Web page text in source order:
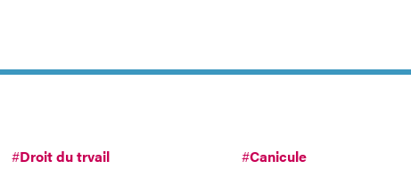
#Droit du trvail #Canicule